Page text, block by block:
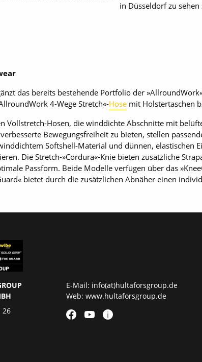
in Düsseldorf zu
das bereits bestehende Portfolio der
4-Wege Stretch«-Hose mit Holstertaschen
Vollstretch-Hosen, die winddichte Abschnitte mit
Bewegungsfreiheit zu bieten, stellen
Softshell-Material und dünnen, elastischen
Die Stretch-»Cordura«-Knie bieten zusätzliche
Passform. Beide Modelle verfügen über das
bietet durch die zusätzlichen Abnäher einen
26
E-Mail: info(at)hultaforsgroup.de
Web: www.hultaforsgroup.de